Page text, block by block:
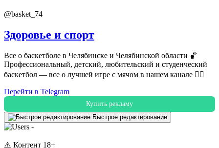
@basket_74
Здоровье и спорт
Все о баскетболе в Челябинске и Челябинской области 🏀
Профессиональный, детский, любительский и студенческий
баскетбол — все о лучшей игре с мячом в нашем канале ✌🏻
Перейти в Telegram
Купить рекламу
Быстрое редактирование
-
⚠️ Контент 18+